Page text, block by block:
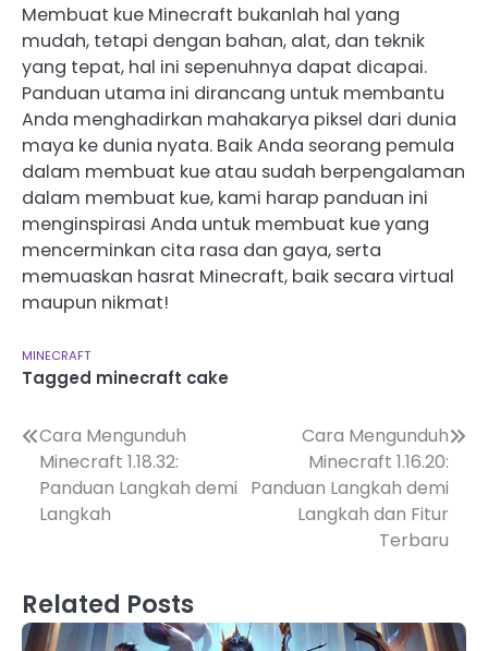
Membuat kue Minecraft bukanlah hal yang
mudah, tetapi dengan bahan, alat, dan teknik
yang tepat, hal ini sepenuhnya dapat dicapai.
Panduan utama ini dirancang untuk membantu
Anda menghadirkan mahakarya piksel dari dunia
maya ke dunia nyata. Baik Anda seorang pemula
dalam membuat kue atau sudah berpengalaman
dalam membuat kue, kami harap panduan ini
menginspirasi Anda untuk membuat kue yang
mencerminkan cita rasa dan gaya, serta
memuaskan hasrat Minecraft, baik secara virtual
maupun nikmat!
MINECRAFT
Tagged minecraft cake
Post
navigation
Cara Mengunduh
Minecraft 1.18.32:
Panduan Langkah demi
Langkah
Cara Mengunduh
Minecraft 1.16.20:
Panduan Langkah demi
Langkah dan Fitur
Terbaru
Related Posts